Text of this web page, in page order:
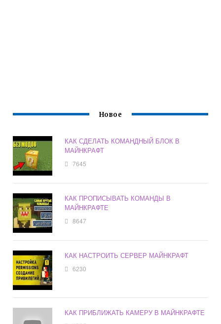
Новое
КАК СДЕЛАТЬ КОМАНДНЫЙ БЛОК В
МАЙНКРАФТ
7645
КАК ПРОПИСЫВАТЬ КОМАНДЫ В
МАЙНКРАФТЕ
8647
КАК НАСТРОИТЬ СЕРВЕР МАЙНКРАФТ
6230
КАК ПРИБЛИЖАТЬ КАМЕРУ В МАЙНКРАФТЕ